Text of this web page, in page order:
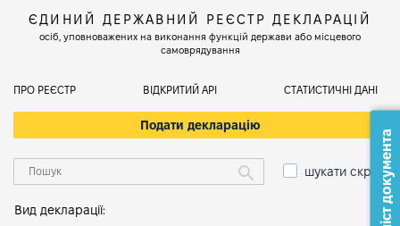
ЄДИНИЙ ДЕРЖАВНИЙ РЕЄСТР ДЕКЛАРАЦІЙ
осіб, уповноважених на виконання функцій держави або місцевого
самоврядування
ПРО РЕЄСТР ВІДКРИТИЙ АРІ СТАТИСТИЧНІ ДАНІ
Подати декларацію
шукати скрізь
Вид декларації: Зміст документа